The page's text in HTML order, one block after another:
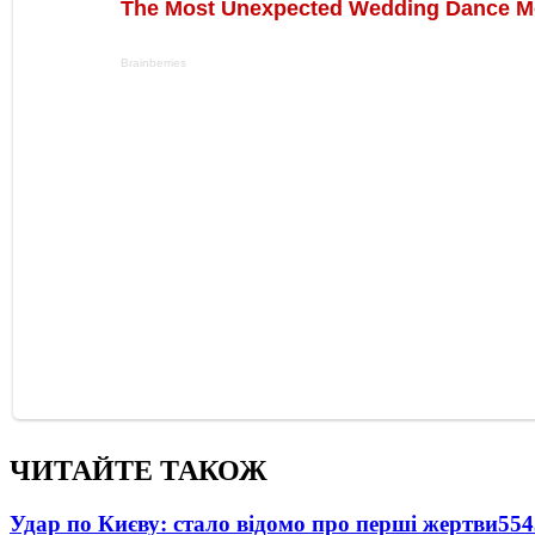
ЧИТАЙТЕ ТАКОЖ
Удар по Києву: стало відомо про перші жертви